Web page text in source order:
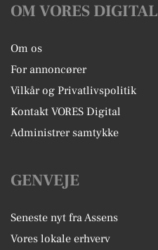
OM VORES DIGITAL
Om os
For annoncører
Vilkår og Privatlivspolitik
Kontakt VORES Digital
Administrer samtykke
GENVEJE
Seneste nyt fra Assens
Vores lokale erhverv